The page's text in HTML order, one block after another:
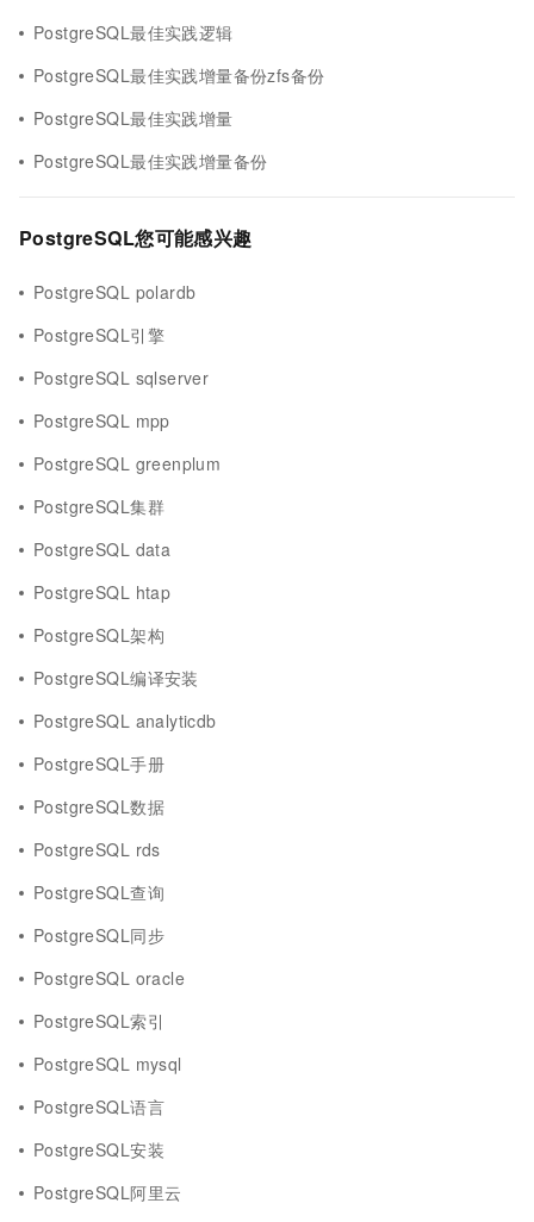
PostgreSQL最佳实践逻辑
PostgreSQL最佳实践增量备份zfs备份
PostgreSQL最佳实践增量
PostgreSQL最佳实践增量备份
PostgreSQL您可能感兴趣
PostgreSQL polardb
PostgreSQL引擎
PostgreSQL sqlserver
PostgreSQL mpp
PostgreSQL greenplum
PostgreSQL集群
PostgreSQL data
PostgreSQL htap
PostgreSQL架构
PostgreSQL编译安装
PostgreSQL analyticdb
PostgreSQL手册
PostgreSQL数据
PostgreSQL rds
PostgreSQL查询
PostgreSQL同步
PostgreSQL oracle
PostgreSQL索引
PostgreSQL mysql
PostgreSQL语言
PostgreSQL安装
PostgreSQL阿里云